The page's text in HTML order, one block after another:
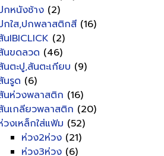
กหนังช้าง (2)
กใส,ปกพลาสติกสี (16)
นIBICLICK (2)
นขดลวด (46)
นตะปู,สันตะเกียบ (9)
นรูด (6)
นห่วงพลาสติก (16)
นเกลียวพลาสติก (20)
วงเหล็กใส่แฟ้ม (52)
ห่วง2ห่วง (21)
ห่วง3ห่วง (6)